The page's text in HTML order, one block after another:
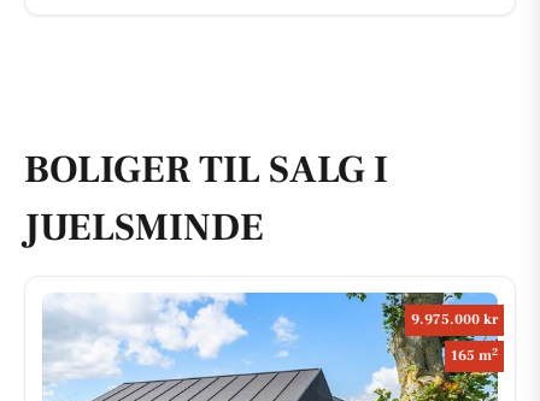
BOLIGER TIL SALG I
JUELSMINDE
9.975.000 kr
165 m2